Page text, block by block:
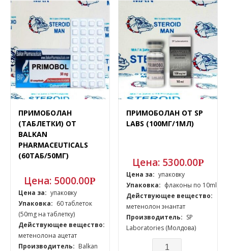
ПРИМОБОЛАН
(ТАБЛЕТКИ) ОТ
BALKAN
PHARMACEUTICALS
(60ТАБ/50МГ)
Цена: 5000.00Р
Цена за: упаковку
Упаковка: 60 таблеток
(50mg на таблетку)
Действующее вещество:
метенолона ацетат
Производитель: Balkan
ПРИМОБОЛАН ОТ SP
LABS (100МГ/1МЛ)
Цена: 5300.00Р
Цена за: упаковку
Упаковка: флаконы по 10ml
Действующее вещество:
метенолон энантат
Производитель: SP
Laboratories (Молдова)
Количество